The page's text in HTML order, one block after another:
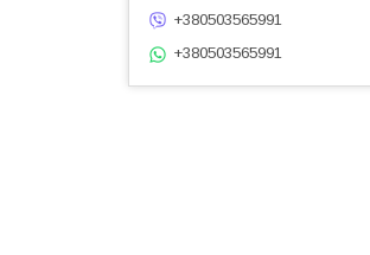
+380503565991
+380503565991